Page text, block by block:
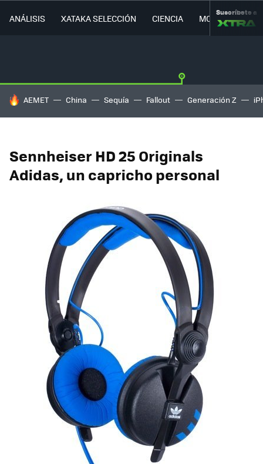
ANÁLISIS XATAKA SELECCIÓN CIENCIA MOVILIDAD
Suscríbete a
HOY SE HABLA DE
AEMET China Sequía Fallout Generación Z
Sennheiser HD 25 Originals
Adidas, un capricho personal